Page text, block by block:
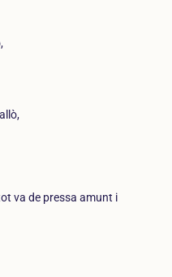
va de pressa amunt i